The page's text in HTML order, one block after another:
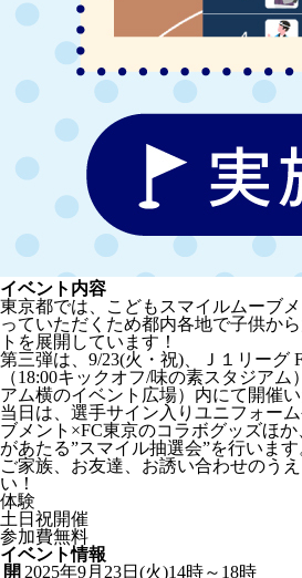
イベント内容
東京都では、こどもスマイルムーブ
っていただくため都内各地で子供か
トを展開しています！
第三弾は、9/23(火・祝)、Ｊ１リーグ
（18:00キックオフ/味の素スタジア
アム横のイベント広場）内にて開催い
当日は、選手サイン入りユニフォー
ブメント×FC東京のコラボグッズほ
があたる”スマイル抽選会”を行います
ご家族、お友達、お誘い合わせのう
い！
体験
土日祝開催
参加費無料
イベント情報
開 2025年9月23日(火)14時～18時